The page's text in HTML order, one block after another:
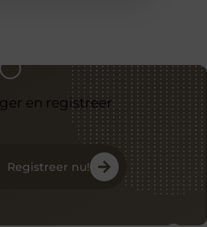
en registreer
Registreer nu!